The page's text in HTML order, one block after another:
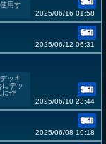
用す
2025/06/16 01:58
2025/06/12 06:31
ッキ
にデッ
に作
2025/06/10 23:44
2025/06/08 19:18